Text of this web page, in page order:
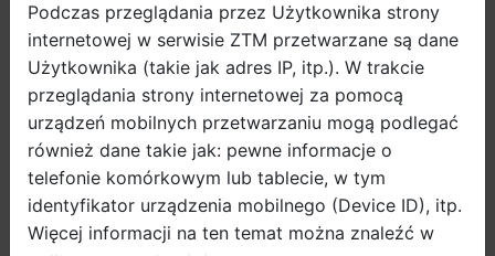
szkoły – Kręć Kilometry dla Gdańska", zostali
nagrodzeni certyfikatami Pracodawców Przyjaznych
Rowerzystom i będą miejscem testów tego
rozwiązania. Pilotaż jest organizowany w ramach
projektu europejskiego „NEDAM -New E-bikes Design
for employees’ Active Mobility” -„Innowacyjny model
rowerów elektrycznych dla wspierania mobilności
aktywnej pracowników”.
Podczas przeglądania przez Użytkownika strony
internetowej w serwisie ZTM przetwarzane są dane
Użytkownika (takie jak adres IP, itp.). W trakcie
przeglądania strony internetowej za pomocą
urządzeń mobilnych przetwarzaniu mogą podlegać
również dane takie jak: pewne informacje o
telefonie komórkowym lub tablecie, w tym
identyfikator urządzenia mobilnego (Device ID), itp.
Więcej informacji na ten temat można znaleźć w